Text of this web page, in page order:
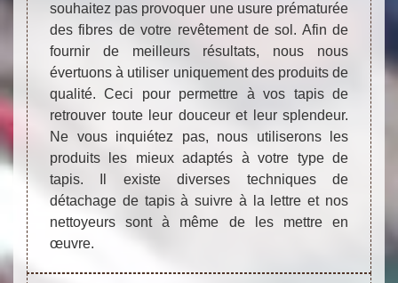
souhaitez pas provoquer une usure prématurée
des fibres de votre revêtement de sol. Afin de
fournir de meilleurs résultats, nous nous
évertuons à utiliser uniquement des produits de
qualité. Ceci pour permettre à vos tapis de
retrouver toute leur douceur et leur splendeur.
Ne vous inquiétez pas, nous utiliserons les
produits les mieux adaptés à votre type de
tapis. Il existe diverses techniques de
détachage de tapis à suivre à la lettre et nos
nettoyeurs sont à même de les mettre en
œuvre.